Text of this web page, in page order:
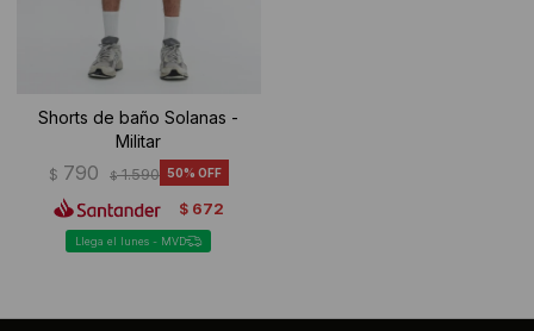
Shorts de baño Solanas -
Militar
$ 790 $ 1.590 50
$ 672
Llega el lunes - MVD